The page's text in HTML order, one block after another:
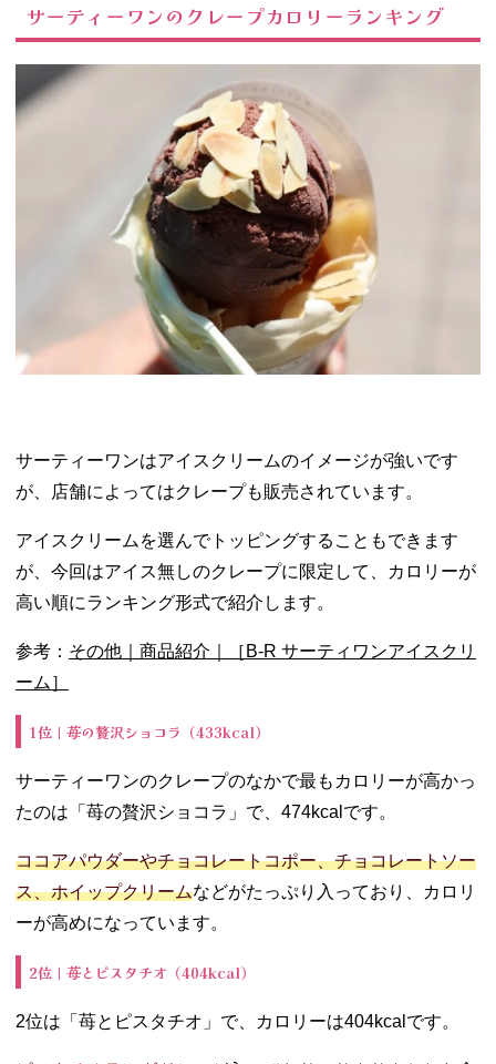
サーティーワンのクレープカロリーランキング
サーティーワンはアイスクリームのイメージが強いです
が、店舗によってはクレープも販売されています。
アイスクリームを選んでトッピングすることもできます
が、今回はアイス無しのクレープに限定して、カロリーが
高い順にランキング形式で紹介します。
参考： その他｜商品紹介｜［B-R サーティワンアイスクリ
ーム］
1位｜苺の贅沢ショコラ（433kcal）
サーティーワンのクレープのなかで最もカロリーが高かっ
たのは「苺の贅沢ショコラ」で、474kcalです。
ココアパウダーやチョコレートコポー、チョコレートソー
ス、ホイップクリームなどがたっぷり入っており、カロリ
ーが高めになっています。
2位｜苺とピスタチオ（404kcal）
2位は「苺とピスタチオ」で、カロリーは404kcalです。